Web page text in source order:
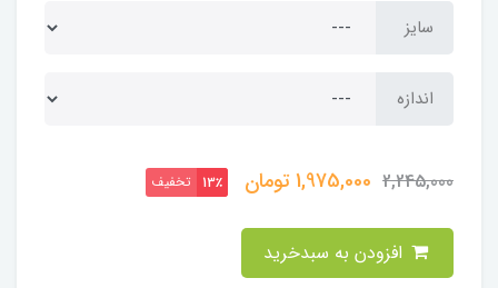
سایز
اندازه
2,245,000
1,975,000تومان 13٪ تخفیف